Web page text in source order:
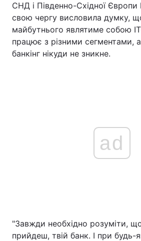
СНД і Південно-Східної Європи
свою чергу висловила думку,
майбутнього являтиме собою
працює з різними сегментами,
банкінг нікуди не зникне.
ad
"Завжди необхідно розуміти,
прийдеш, твій банк. І при будь-